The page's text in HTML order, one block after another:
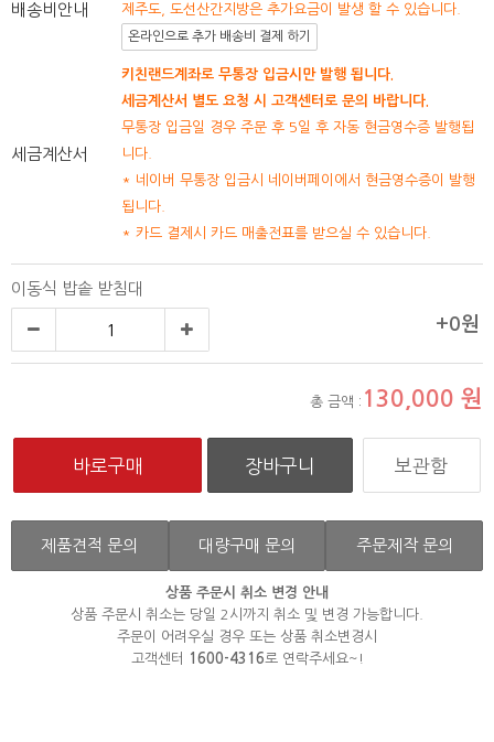
배송비안내 제주도, 도선산간지방은 추가요금이 발생 할 수 있습니다.
온라인으로 추가 배송비 결제 하기
세금계산서
키친랜드계좌로 무통장 입금시만 발행 됩니다.
세금계산서 별도 요청 시 고객센터로 문의 바랍니다.
무통장 입금일 경우 주문 후 5일 후 자동 현금영수증 발행됩
니다.
* 네이버 무통장 입금시 네이버페이에서 현금영수증이 발행
됩니다.
* 카드 결제시 카드 매출전표를 받으실 수 있습니다.
이동식 밥솥 받침대
+0원
총 금액 : 130,000 원
보관함
제품견적 문의 대량구매 문의 주문제작 문의
상품 주문시 취소 변경 안내
상품 주문시 취소는 당일 2시까지 취소 및 변경 가능합니다.
주문이 어려우실 경우 또는 상품 취소변경시
고객센터
1600-4316로 연락주세요~!